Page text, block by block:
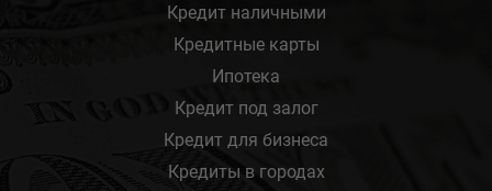
Кредит наличными
Кредитные карты
Ипотека
Кредит под залог
Кредит для бизнеса
Кредиты в городах